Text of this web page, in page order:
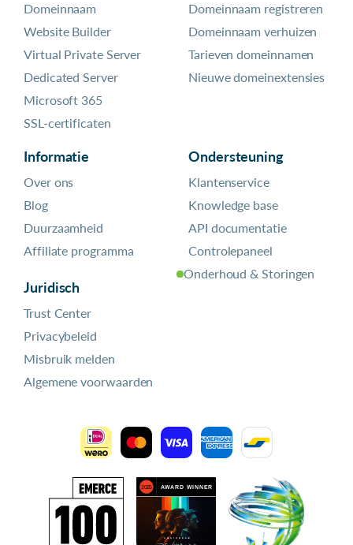
Domeinnaam
Website Builder
Virtual Private Server
Dedicated Server
Microsoft 365
SSL-certificaten
Domeinnaam registreren
Domeinnaam verhuizen
Tarieven domeinnamen
Nieuwe domeinextensies
Informatie
Over ons
Blog
Duurzaamheid
Affiliate programma
Juridisch
Trust Center
Privacybeleid
Misbruik melden
Algemene voorwaarden
Ondersteuning
Klantenservice
Knowledge base
API documentatie
Controlepaneel
Onderhoud & Storingen